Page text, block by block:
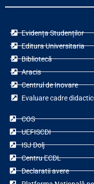
Evidența Studenților
Editura Universitaria
Bibliotecă
Aracis
Centrul de Inovare
Evaluare cadre
COS
UEFISCDI
ISJ Dolj
Centru ECDL
Declaratii avere